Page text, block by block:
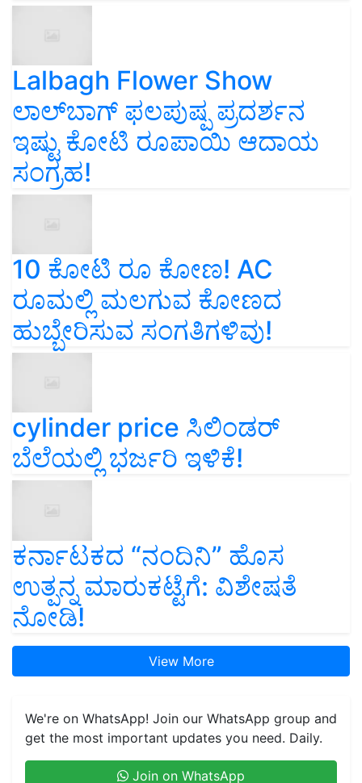
Lalbagh Flower Show
ಲಾಲ್‌ಬಾಗ್ ಫಲಪುಷ್ಪ ಪ್ರದರ್ಶನ
ಇಷ್ಟು ಕೋಟಿ ರೂಪಾಯಿ ಆದಾಯ
ಸಂಗ್ರಹ!
10 ಕೋಟಿ ರೂ ಕೋಣ! AC
ರೂಮಲ್ಲಿ ಮಲಗುವ ಕೋಣದ
ಹುಬ್ಬೇರಿಸುವ ಸಂಗತಿಗಳಿವು!
cylinder price ಸಿಲಿಂಡರ್‌
ಬೆಲೆಯಲ್ಲಿ ಭರ್ಜರಿ ಇಳಿಕೆ!
ಕರ್ನಾಟಕದ “ನಂದಿನಿ” ಹೊಸ
ಉತ್ಪನ್ನ ಮಾರುಕಟ್ಟೆಗೆ: ವಿಶೇಷತೆ
ನೋಡಿ!
View More
We're on WhatsApp! Join our WhatsApp group and
get the most important updates you need. Daily.
Join on WhatsApp